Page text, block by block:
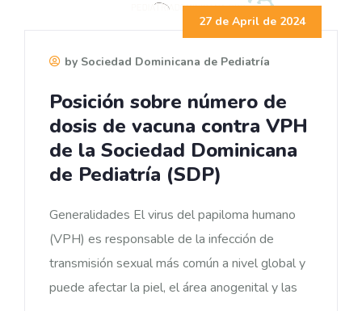
27 de April de 2024
by Sociedad Dominicana de Pediatría
Posición sobre número de
dosis de vacuna contra VPH
de la Sociedad Dominicana
de Pediatría (SDP)
Generalidades El virus del papiloma humano
(VPH) es responsable de la infección de
transmisión sexual más común a nivel global y
puede afectar la piel, el área anogenital y las